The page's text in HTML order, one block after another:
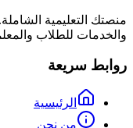
منصتك التعليمية
والخدمات للطلاب
روابط سريعة
الرئيسية
من نحن